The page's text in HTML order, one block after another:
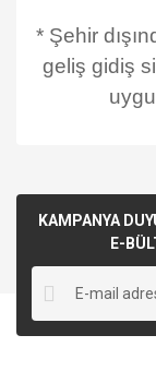
* Şehir
geliş gidiş
KAMPANYA
E-